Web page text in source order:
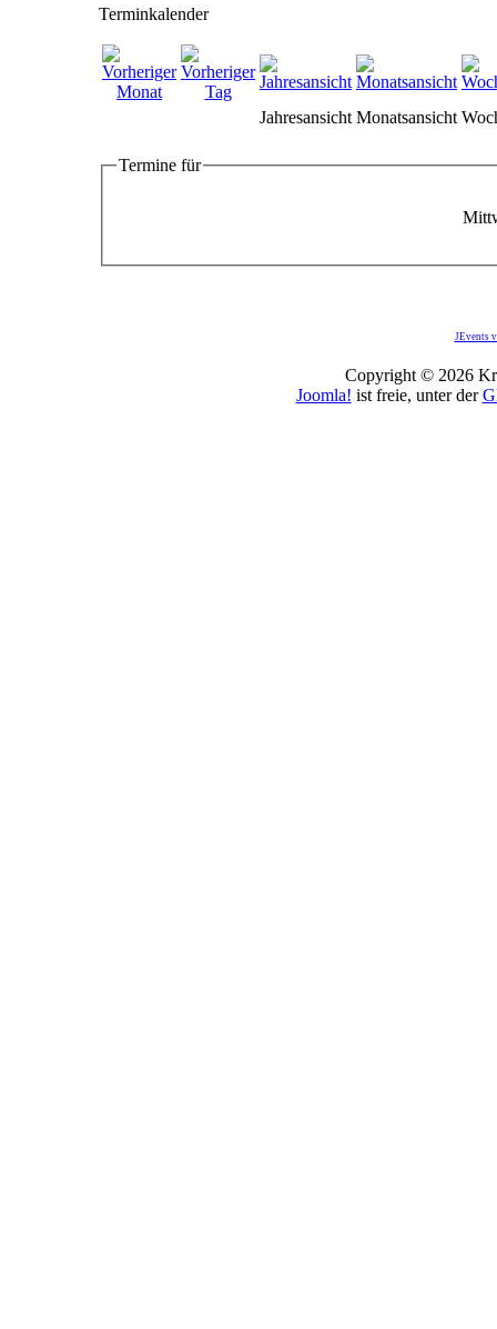
Terminkalender
Jahresansicht Monatsansicht
Termine für
JEvents
Copyright © 2026
Joomla! ist freie, unter der